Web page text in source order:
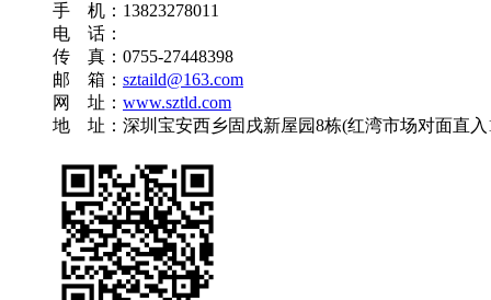
手 机：13823278011
电 话：
传 真：0755-27448398
邮 箱： sztaild@163.com
网 址： www.sztld.com
地 址：深圳宝安西乡固戌新屋园8栋(红湾市场对面直入